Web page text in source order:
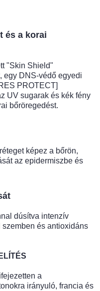
és a korai
"Skin Shield"
egy DNS-védő egyedi
PROTECT]
UV sugarak és kék fény
bőröregedést.
képez a bőrön,
az epidermiszbe és
dúsítva intenzív
és antioxidáns
a
irányuló, francia és